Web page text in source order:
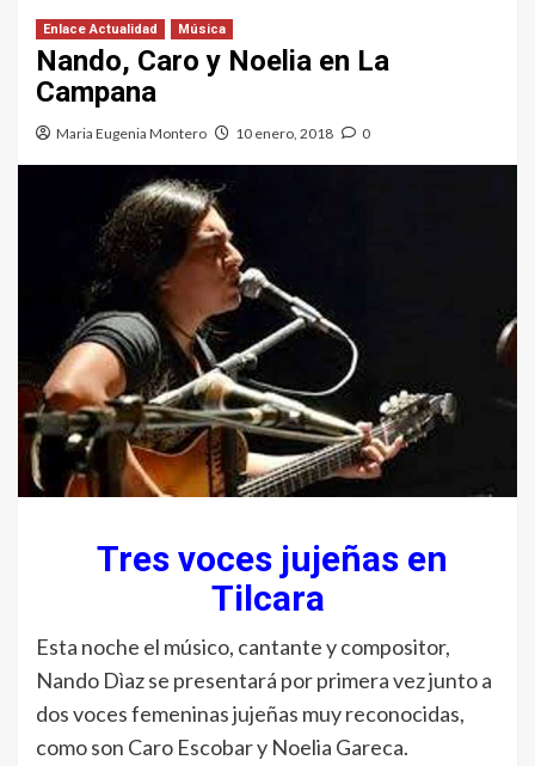
Enlace Actualidad Música
Nando, Caro y Noelia en La
Campana
Maria Eugenia Montero 10 enero, 2018 0
Tres voces jujeñas en
Tilcara
Esta noche el músico, cantante y compositor,
Nando Dìaz se presentará por primera vez junto a
dos voces femeninas jujeñas muy reconocidas,
como son Caro Escobar y Noelia Gareca.